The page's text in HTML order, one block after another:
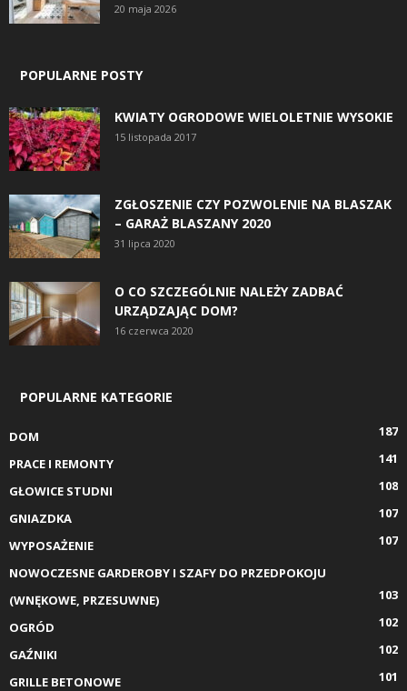
20 maja 2026
POPULARNE POSTY
KWIATY OGRODOWE WIELOLETNIE WYSOKIE
15 listopada 2017
ZGŁOSZENIE CZY POZWOLENIE NA BLASZAK
– GARAŻ BLASZANY 2020
31 lipca 2020
O CO SZCZEGÓLNIE NALEŻY ZADBAĆ
URZĄDZAJĄC DOM?
16 czerwca 2020
POPULARNE KATEGORIE
DOM
187
PRACE I REMONTY
141
GŁOWICE STUDNI
108
GNIAZDKA
107
WYPOSAŻENIE
107
NOWOCZESNE GARDEROBY I SZAFY DO PRZEDPOKOJU
(WNĘKOWE, PRZESUWNE)
103
OGRÓD
102
GAŹNIKI
102
GRILLE BETONOWE
101